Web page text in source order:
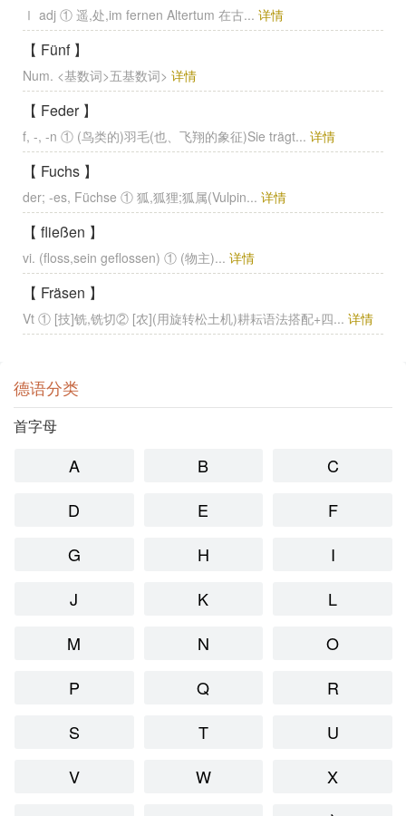
德语分类
首字母
A B
C
D
E
F
G
H
I
J
K
L
M
N
O
P
Q
R
S
T
U
V
W
X
Ⅰ adj ① 遥,处,im fernen Altertum 在古... 详情
【 Fünf 】
Num. <基数词>五基数词> 详情
【 Feder 】
f, -, -n ① (鸟类的)羽毛(也、飞翔的象征)Sie trägt... 详情
【 Fuchs 】
der; -es, Füchse ① 狐,狐狸;狐属(Vulpin... 详情
【 fließen 】
vi. (floss,sein geflossen) ① (物主)... 详情
【 Fräsen 】
Vt ① [技]铣,铣切② [农](用旋转松土机)耕耘语法搭配+四... 详情